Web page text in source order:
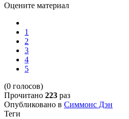
Оцените материал
1
2
3
4
5
(0 голосов)
Прочитано 223 раз
Опубликовано в Симмонс Дэн
Теги